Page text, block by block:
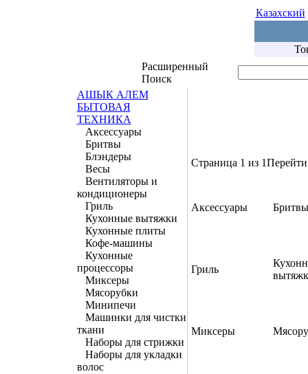
Казахский
Расширенный
Поиск
АШЫК АЛЕМ
БЫТОВАЯ
ТЕХНИКА
Аксессуары
Бритвы
Блэндеры
Весы
Вентиляторы и
кондиционеры
Гриль
Кухонные вытяжки
Кухонные плиты
Кофе-машины
Кухонные
процессоры
Миксеры
Мясорубки
Минипечи
Машинки для чистки
ткани
Наборы для стрижки
Наборы для укладки
волос
Страница 1 из 1
Аксессуары Бритвы
Гриль
Миксеры